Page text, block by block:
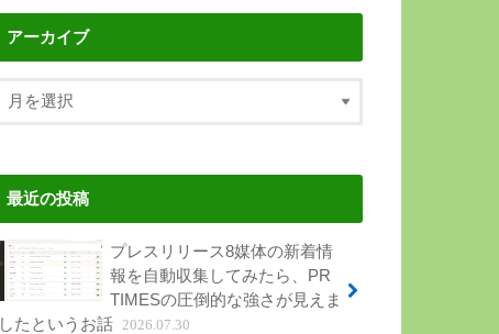
アーカイブ
最近の投稿
プレスリリース8媒体の新着情
報を自動収集してみたら、PR
TIMESの圧倒的な強さが見えま
したというお話 2026.07.30